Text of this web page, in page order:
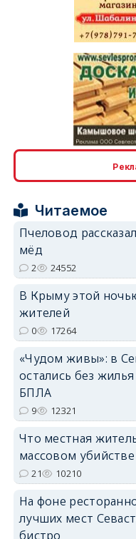
Читаемое
Пчеловод
мёд
2 24552
В Крыму этой
жителей
0 17264
«Чудом живы»: в
остались без
БПЛА
9 12321
Что местная
массовом
21 10210
На фоне
лучших мест
бистро